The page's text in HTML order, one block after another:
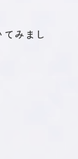
みまし